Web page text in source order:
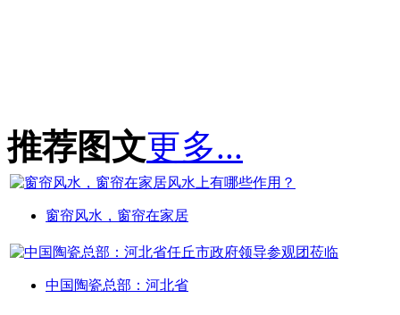
推荐图文更多...
窗帘风水，窗帘在家居
中国陶瓷总部：河北省